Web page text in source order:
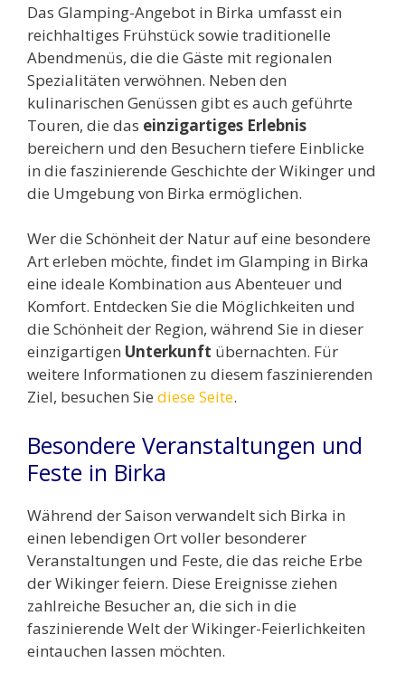
Das Glamping-Angebot in Birka umfasst ein
reichhaltiges Frühstück sowie traditionelle
Abendmenüs, die die Gäste mit regionalen
Spezialitäten verwöhnen. Neben den
kulinarischen Genüssen gibt es auch geführte
Touren, die das einzigartiges Erlebnis
bereichern und den Besuchern tiefere Einblicke
in die faszinierende Geschichte der Wikinger und
die Umgebung von Birka ermöglichen.
Wer die Schönheit der Natur auf eine besondere
Art erleben möchte, findet im Glamping in Birka
eine ideale Kombination aus Abenteuer und
Komfort. Entdecken Sie die Möglichkeiten und
die Schönheit der Region, während Sie in dieser
einzigartigen Unterkunft übernachten. Für
weitere Informationen zu diesem faszinierenden
Ziel, besuchen Sie diese Seite.
Besondere Veranstaltungen und
Feste in Birka
Während der Saison verwandelt sich Birka in
einen lebendigen Ort voller besonderer
Veranstaltungen und Feste, die das reiche Erbe
der Wikinger feiern. Diese Ereignisse ziehen
zahlreiche Besucher an, die sich in die
faszinierende Welt der Wikinger-Feierlichkeiten
eintauchen lassen möchten.